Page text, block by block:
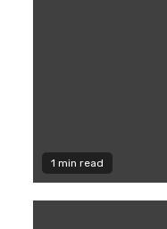
1 min read